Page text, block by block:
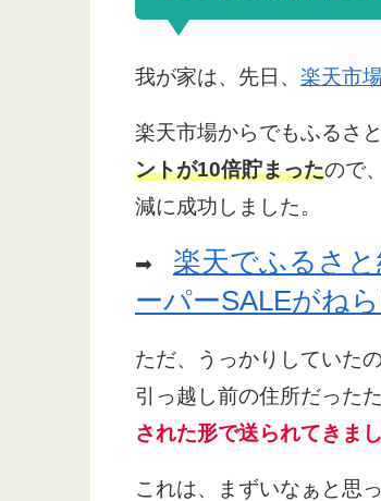
我が家は、先日、 楽天市
楽天市場からでもふるさ
ントが10倍貯まったので
減に成功しました。
➡ 楽天でふるさ
ーパーSALEがね
ただ、うっかりしていた
引っ越し前の住所だった
された形で送られてきま
これは、まずいなぁと思